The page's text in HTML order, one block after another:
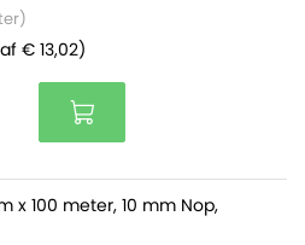
zelfklevende achterzijde
€ 13,02)
x 100 meter, 10 mm Nop,